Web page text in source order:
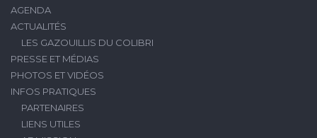
AGENDA
ACTUALITÉS
LES GAZOUILLIS DU COLIBRI
PRESSE ET MÉDIAS
PHOTOS ET VIDÉOS
INFOS PRATIQUES
PARTENAIRES
LIENS UTILES